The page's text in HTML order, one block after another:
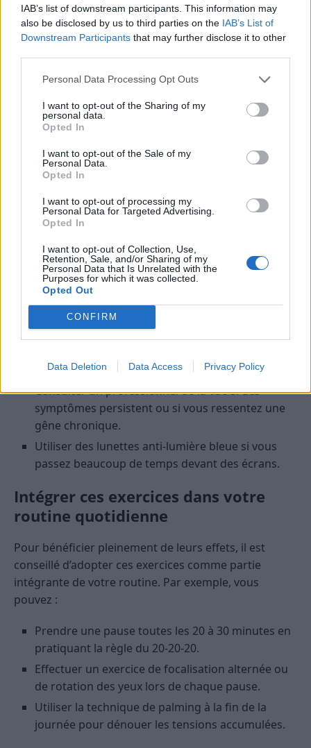
IAB’s list of downstream participants. This information may
also be disclosed by us to third parties on the IAB’s List of
Downstream Participants that may further disclose it to other
Personal Data Processing Opt Outs
I want to opt-out of the Sharing of my
personal data.
Opted In
I want to opt-out of the Sale of my
Personal Data.
Opted In
I want to opt-out of processing my
Personal Data for Targeted Advertising.
Opted In
I want to opt-out of Collection, Use,
Retention, Sale, and/or Sharing of my
Personal Data that Is Unrelated with the
Purposes for which it was collected.
Opted Out
CONFIRM
Data Deletion Data Access Privacy Policy
Asseyez-vous dans un endroit calme, fermez les
yeux.
appuyer, en bloquant toute lumière.
Restez ainsi pendant 1 à 2 minutes, en respirant
profondément.
Le palming aide à réduire la tension oculaire et à
relaxer le regard après une longue période de
concentration.
Conseils complémentaires pour
préserver la santé de ses yeux
Prendre régulièrement des pauses pour éviter la
surcharge visuelle.
essentielles à la santé oculaire.
Consulter un professionnel de la vue si des
symptômes persistent ou si vous ressentez une
gêne chronique.
Utiliser des lunettes anti-lumière bleue si vous
passez beaucoup de temps devant des écrans.
Intégrer ces exercices dans votre
routine quotidienne
Pour bénéficier pleinement de leurs effets, il est
conseillé d’adopter ces exercices comme partie
intégrante de votre routine. Par exemple, vous
pouvez :
Prendre une pause toutes les 20 à 30 minutes en
pratiquant la règle du 20-20-20.
Effectuer un exercice de focalisation alternée ou
de rotation des yeux lors de chaque pause.
Utiliser la technique de palming à la fin de la
journée pour dénouer les tensions accumulées.